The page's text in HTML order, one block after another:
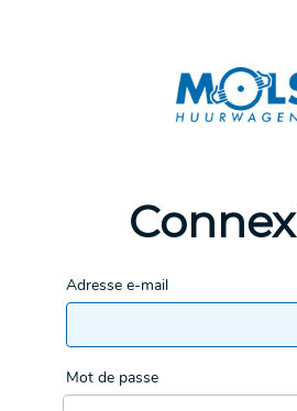
Adresse e-mail
Mot de passe